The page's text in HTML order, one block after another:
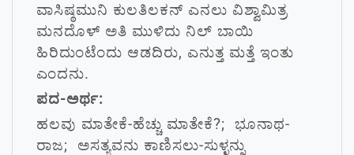
ವಾಸಿಷ್ಠಮುನಿ ಕುಲತಿಲಕನ್ ಎನಲು ವಿಶ್ವಾಮಿತ್ರ
ಮನದೊಳ್ ಅತಿ ಮುಳಿದು ನಿಲ್ ಬಾಯಿ
ಹಿರಿದುಂಟೆಂದು ಆಡದಿರು, ಎನುತ್ತ ಮತ್ತೆ ಇಂತು
ಎಂದನು.
ಪದ-ಅರ್ಥ:
ಹಲವು ಮಾತೇಕೆ-ಹೆಚ್ಚು ಮಾತೇಕೆ?; ಭೂನಾಥ-
ರಾಜ; ಅಸತ್ಯವನು ಕಾಣಿಸಲು-ಸುಳ್ಳನ್ನು